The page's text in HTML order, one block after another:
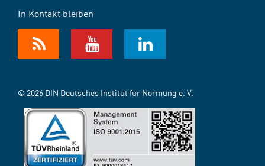
In Kontakt bleiben
© 2026 DIN Deutsches Institut für Normung e. V.